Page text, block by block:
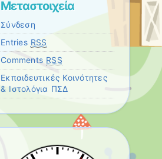
Μεταστοιχεία
Σύνδεση
Entries RSS
Comments RSS
Εκπαιδευτικές Κοινότητες
& Ιστολόγια ΠΣΔ